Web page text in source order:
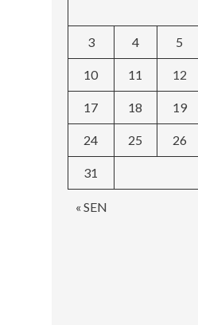
« SEN
3 4 5
10 11 12
17 18 19
24 25 26
31